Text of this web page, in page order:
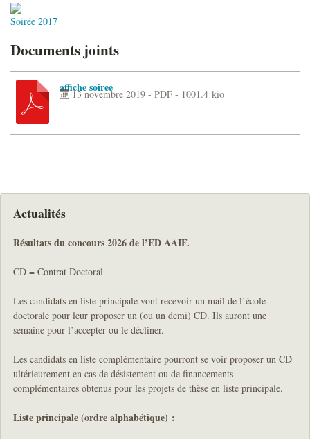
Soirée 2017
Documents joints
affiche soiree
13 novembre 2019 - PDF - 1001.4 kio
Actualités
Résultats du concours 2026 de l’ED AAIF.
CD = Contrat Doctoral
Les candidats en liste principale vont recevoir un mail de l’école
doctorale pour leur proposer un (ou un demi) CD. Ils auront une
semaine pour l’accepter ou le décliner.
Les candidats en liste complémentaire pourront se voir proposer un CD
ultérieurement en cas de désistement ou de financements
complémentaires obtenus pour les projets de thèse en liste principale.
Liste principale (ordre alphabétique) :